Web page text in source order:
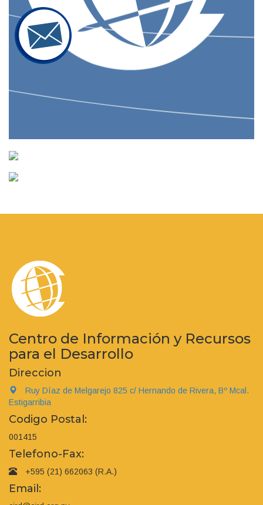
Centro de Información y Recursos
para el Desarrollo
Direccion
Ruy Díaz de Melgarejo 825 c/ Hernando de Rivera, Bº Mcal.
Estigarribia
Codigo Postal:
001415
Telefono-Fax:
+595 (21) 662063 (R.A.)
Email: